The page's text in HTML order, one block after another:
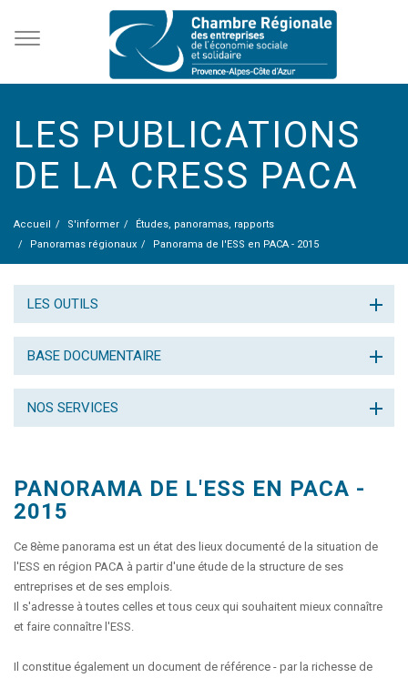
LES PUBLICATIONS
DE LA CRESS PACA
Accueil S'informer
Études, panoramas, rapports
Panoramas régionaux
Panorama de l'ESS en PACA - 2015
LES OUTILS
BASE DOCUMENTAIRE
NOS SERVICES
PANORAMA DE L'ESS EN PACA -
2015
Ce 8ème panorama est un état des lieux documenté de la situation de
l'ESS en région PACA à partir d'une étude de la structure de ses
entreprises et de ses emplois.
Il s'adresse à toutes celles et tous ceux qui souhaitent mieux connaître
et faire connaître l'ESS.
Il constitue également un document de référence - par la richesse de